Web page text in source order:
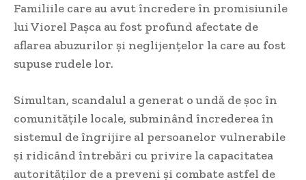
Familiile care au avut încredere în promisiunile
lui Viorel Pașca au fost profund afectate de
aflarea abuzurilor și neglijențelor la care au fost
supuse rudele lor.
Simultan, scandalul a generat o undă de șoc în
comunitățile locale, subminând încrederea în
sistemul de îngrijire al persoanelor vulnerabile
și ridicând întrebări cu privire la capacitatea
autorităților de a preveni și combate astfel de